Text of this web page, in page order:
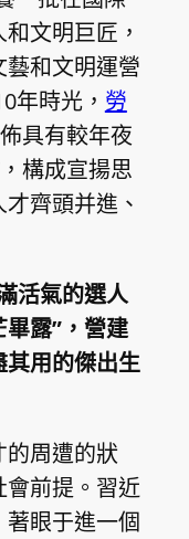
文明巨匠，
和文明運營
年時光， 勞
具有較年夜
構成宣揚思
齊頭并進、
活氣的選人
露”，營建
用的傑出生
的周遭的狀
前提。習近
眼于進一個